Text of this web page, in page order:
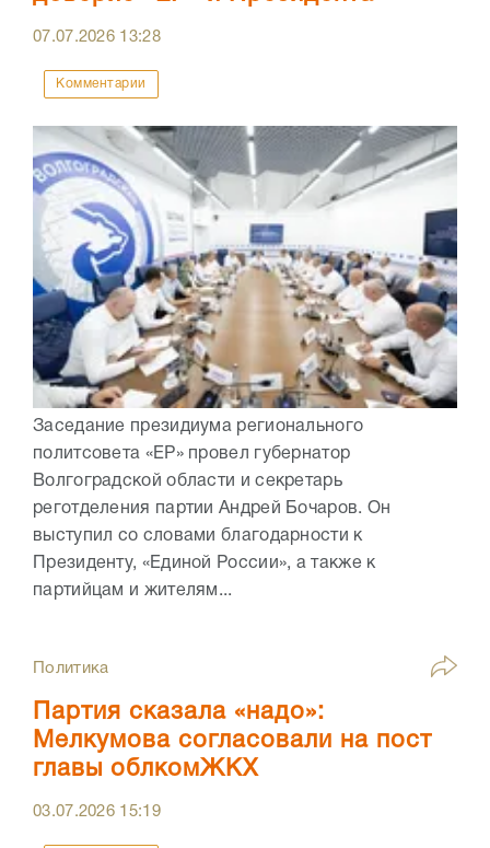
07.07.2026 13:28
Комментарии
Заседание президиума регионального
политсовета «ЕР» провел губернатор
Волгоградской области и секретарь
реготделения партии Андрей Бочаров. Он
выступил со словами благодарности к
Президенту, «Единой России», а также к
партийцам и жителям...
Политика
Партия сказала «надо»:
Мелкумова согласовали на пост
главы облкомЖКХ
03.07.2026 15:19